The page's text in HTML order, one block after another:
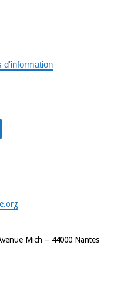
d'information
Mich – 44000 Nantes